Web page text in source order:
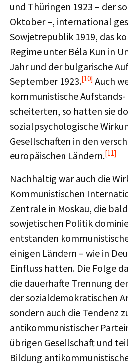
und Thüringen 1923 – der
Oktober –, international
Sowjetrepublik 1919, das
Regime unter Béla Kun in
Jahr und der bulgarische
September 1923.[10] Auch
kommunistische
scheiterten, so hatten sie
sozialpsychologische
Gesellschaften in den
europäischen Ländern.[11]
Nachhaltig war auch die
Kommunistischen
Zentrale in Moskau, die
sowjetischen Politik
entstanden
einigen Ländern – wie in
Einfluss hatten. Die Folge
die dauerhafte Trennung
der sozialdemokratischen
sondern auch die Tendenz
antikommunistischer
übrigen Gesellschaft und
Bildung